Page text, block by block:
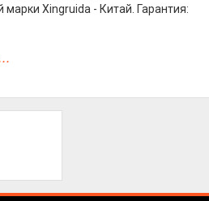
Xingruida - Китай. Гарантия: